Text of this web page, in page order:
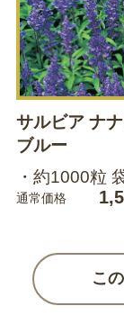
サルビア ナ
ブルー
・約1000粒
通常価格
こ